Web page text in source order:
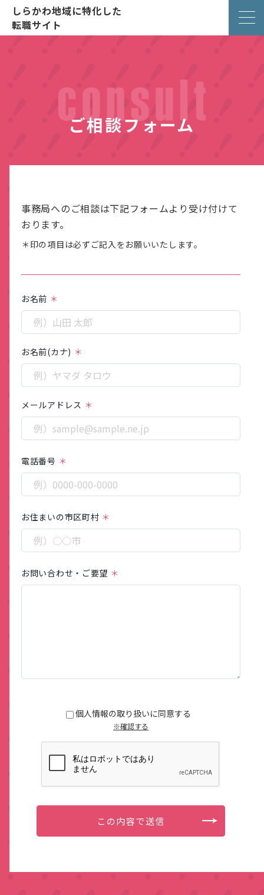
しらかわ地域に特化した
転職サイト
ご相談フォーム
事務局へのご相談は下記フォームより受け付けて
おります。
＊印の項目は必ずご記入をお願いいたします。
お名前
お名前(カナ)
メールアドレス
電話番号
お住まいの市区町村
お問い合わせ・ご要望
個人情報の取り扱いに同意する
※確認する